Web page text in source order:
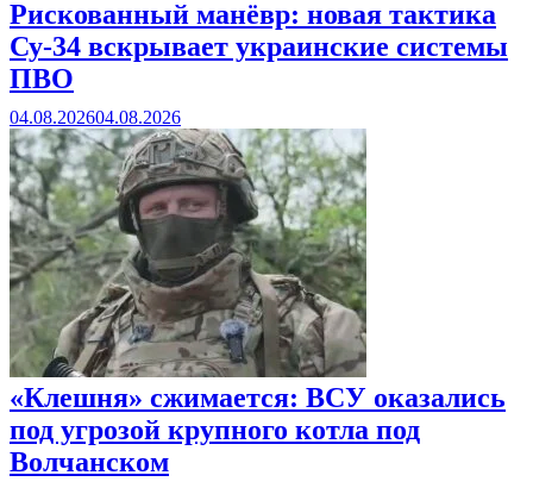
Рискованный манёвр: новая тактика
Су-34 вскрывает украинские системы
ПВО
04.08.202604.08.2026
«Клешня» сжимается: ВСУ оказались
под угрозой крупного котла под
Волчанском